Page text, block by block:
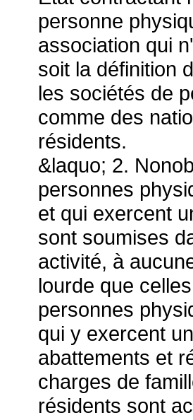
personne
association qui
soit la définition
les sociétés de
comme des
résidents.
&laquo; 2.
personnes
et qui exercent
sont soumises
activité, à
lourde que
personnes
qui y exercent
abattements et
charges de
résidents sont